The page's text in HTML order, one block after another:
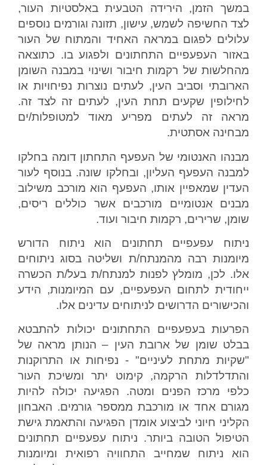
במשך הזמן, הירידה הטבעית באלסטיות העור,
לצד החשיפה לשמש, עישון, תזונה וגורמים נוספים
עלולים לפגום במראה האחיד והמתוח של העור
באזור העפעפיים התחתונים ולפגוע בו. כתוצאה
מהחלשות של רקמות חיבור ושינוי במבנה השומן
הארובתי וסביב העין, לעתים נוצרות נפיחויות או
לחילופין שקעים תחת העין, לעתים זה לצד זה.
מראה זה לעתים מפריע מאוד למטופלות/ים
מבחינה אסתטית.
מבנהו האנטומי של העפעף התחתון דומה בחלקו
למבנה העפעף העליון, ובחלקו שונה. בנוסף לעור
העדין שמאפיין אותו, העפעף הוא מורכב משילוב
מבנים אנטומיים מורכבים אשר כוללים ריסים,
שומן, שרירים, רקמות חיבור ועוד.
ניתוח עפעפיים תחתונים הוא ניתוח הדורש
מיומנות רבה מהמנתח/ת ושליטה בסוג ניתוחים
אלו. לכן, מומלץ לפנות למנתח/ת בעל/ת הכשרה
ייחודית לתחום העפעפיים, עם המיומנות, הידע
והכישורים הדרושים לניתוחים עדינים אלו.
הפרעות בעפעפיים התחתונים יכולות להתבטא
בבלט שומן של ארובת העין – הנותן מראה של
"שקיות מתחת לעיניים" - נפיחות או התרוקנות
והתדלדלות הרקמה, קימוט יתר ומשיכת העור
כלפי מרכז הפנים ומטה. הפגיעה יכולה להיות
מגורם אחד או מורכבת ממספר גורמים. האבחון
הקליני חיוני לביצוע אומדן הפגיעה והתאמת גישת
הטיפול הטובה ביותר. ניתוח עפעפיים תחתונים
הוא ניתוח שמחייב התחוויה רפואית ומיומנות